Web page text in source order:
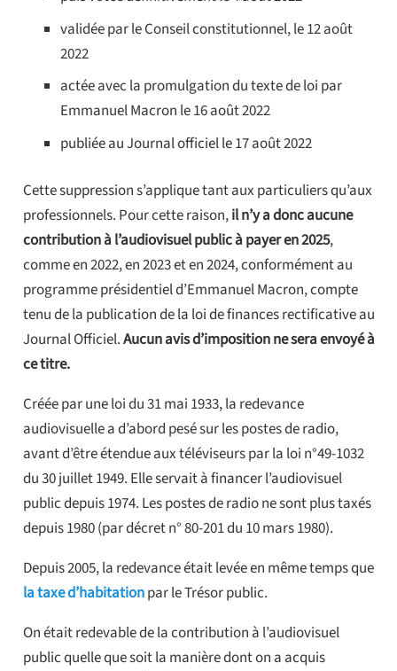
validée par le Conseil constitutionnel, le 12 août
2022
actée avec la promulgation du texte de loi par
Emmanuel Macron le 16 août 2022
publiée au Journal officiel le 17 août 2022
Cette suppression s’applique tant aux particuliers qu’aux
professionnels. Pour cette raison,il n’y a donc aucune
contribution à l’audiovisuel public à payer en 2025,
comme en 2022, en 2023 et en 2024, conformément au
programme présidentiel d’Emmanuel Macron, compte
tenu de la publication de la loi de finances rectificative au
Journal Officiel.Aucun avis d’imposition ne sera envoyé à
ce titre.
Créée par une loi du 31 mai 1933, la redevance
audiovisuelle a d’abord pesé sur les postes de radio,
avant d’être étendue aux téléviseurs par la loi n°49-1032
du 30 juillet 1949. Elle servait à financer l’audiovisuel
public depuis 1974. Les postes de radio ne sont plus taxés
depuis 1980 (par décret n° 80-201 du 10 mars 1980).
Depuis 2005, la redevance était levée en même temps que
la taxe d’habitationpar le Trésor public.
On était redevable de la contribution à l’audiovisuel
public quelle que soit la manière dont on a acquis